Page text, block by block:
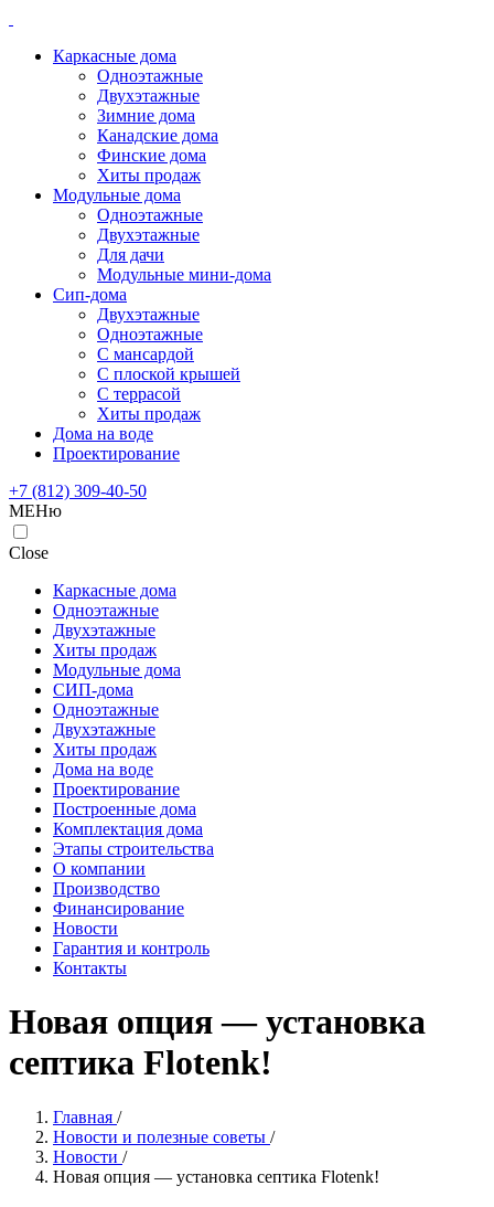
Каркасные дома
Одноэтажные
Двухэтажные
Зимние дома
Канадские дома
Финские дома
Хиты продаж
Модульные дома
Одноэтажные
Двухэтажные
Для дачи
Модульные мини-дома
Сип-дома
Двухэтажные
Одноэтажные
С мансардой
С плоской крышей
С террасой
Хиты продаж
Дома на воде
Проектирование
+7 (812) 309-40-50
МЕНю
Close
Каркасные дома
Одноэтажные
Двухэтажные
Хиты продаж
Модульные дома
СИП-дома
Одноэтажные
Двухэтажные
Хиты продаж
Дома на воде
Проектирование
Построенные дома
Комплектация дома
Этапы строительства
О компании
Производство
Финансирование
Новости
Гарантия и контроль
Контакты
Новая опция — установка
септика Flotenk!
Главная /
Новости и полезные советы /
Новости /
Новая опция — установка септика Flotenk!